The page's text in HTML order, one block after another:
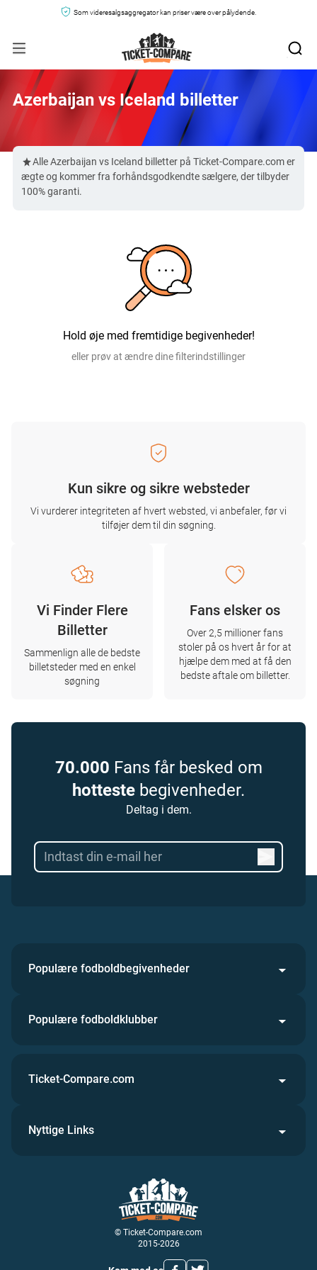
Som videresalgsaggregator kan priser være over pålydende.
Azerbaijan vs Iceland billetter
Alle Azerbaijan vs Iceland billetter på Ticket-Compare.com er
ægte og kommer fra forhåndsgodkendte sælgere, der tilbyder
100% garanti.
Hold øje med fremtidige begivenheder!
eller prøv at ændre dine filterindstillinger
Kun sikre og sikre websteder
Vi vurderer integriteten af ​​hvert websted, vi anbefaler, før vi
tilføjer dem til din søgning.
Vi Finder Flere
Billetter
Sammenlign alle de bedste
billetsteder med en enkel
søgning
Fans elsker os
Over 2,5 millioner fans
stoler på os hvert år for at
hjælpe dem med at få den
bedste aftale om billetter.
70.000 Fans får besked om
hotteste begivenheder.
Deltag i dem.
Populære fodboldbegivenheder
Populære fodboldklubber
© Ticket-Compare.com
2015-2026
Ticket-Compare.com
Nyttige Links